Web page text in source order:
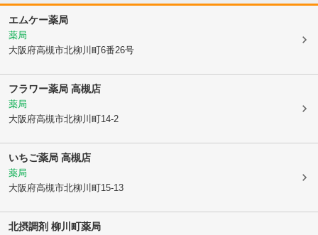
エムケー薬局
薬局
大阪府高槻市北柳川町6番26号
フラワー薬局 高槻店
薬局
大阪府高槻市北柳川町14-2
いちご薬局 高槻店
薬局
大阪府高槻市北柳川町15-13
北摂調剤 柳川町薬局